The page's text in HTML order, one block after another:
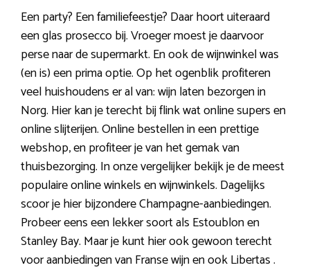
Een party? Een familiefeestje? Daar hoort uiteraard
een glas prosecco bij. Vroeger moest je daarvoor
perse naar de supermarkt. En ook de wijnwinkel was
(en is) een prima optie. Op het ogenblik profiteren
veel huishoudens er al van: wijn laten bezorgen in
Norg. Hier kan je terecht bij flink wat online supers en
online slijterijen. Online bestellen in een prettige
webshop, en profiteer je van het gemak van
thuisbezorging. In onze vergelijker bekijk je de meest
populaire online winkels en wijnwinkels. Dagelijks
scoor je hier bijzondere Champagne-aanbiedingen.
Probeer eens een lekker soort als Estoublon en
Stanley Bay. Maar je kunt hier ook gewoon terecht
voor aanbiedingen van Franse wijn en ook Libertas .